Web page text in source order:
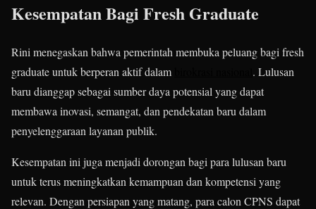
Kesempatan Bagi Fresh Graduate
Rini menegaskan bahwa pemerintah membuka peluang bagi fresh
graduate untuk berperan aktif dalam
. Lulusan
baru dianggap sebagai sumber daya potensial yang dapat
membawa inovasi, semangat, dan pendekatan baru dalam
penyelenggaraan layanan publik.
Kesempatan ini juga menjadi dorongan bagi para lulusan baru
untuk terus meningkatkan kemampuan dan kompetensi yang
relevan. Dengan persiapan yang matang, para calon CPNS dapat